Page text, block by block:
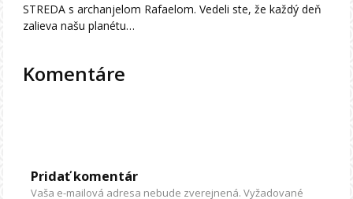
STREDA s archanjelom Rafaelom. Vedeli ste, že každý deň
zalieva našu planétu…
Komentáre
Pridať komentár
Vaša e-mailová adresa nebude zverejnená. Vyžadované